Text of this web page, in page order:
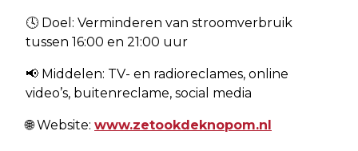
🕓 Doel: Verminderen van stroomverbruik
tussen 16:00 en 21:00 uur
📢 Middelen: TV- en radioreclames, online
video’s, buitenreclame, social media
🌐 Website: www.zetookdeknopom.nl